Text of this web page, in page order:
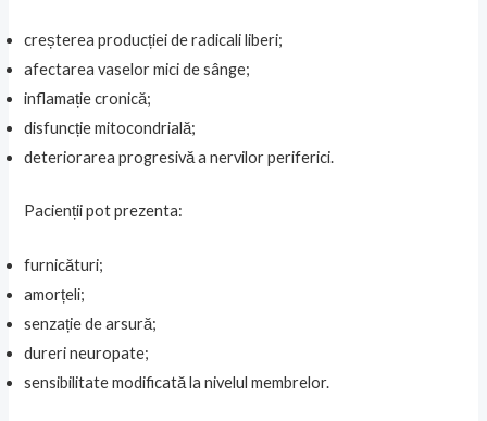
creșterea producției de radicali liberi;
afectarea vaselor mici de sânge;
inflamație cronică;
disfuncție mitocondrială;
deteriorarea progresivă a nervilor periferici.
Pacienții pot prezenta:
furnicături;
amorțeli;
senzație de arsură;
dureri neuropate;
sensibilitate modificată la nivelul membrelor.